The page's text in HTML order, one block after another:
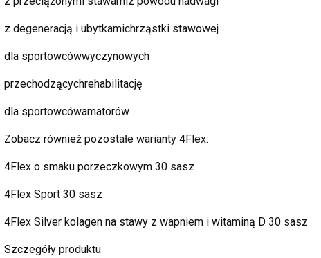
z degeneracją i ubytkamichrząstki stawowej
dla sportowcówwyczynowych
przechodzącychrehabilitację
dla sportowcówamatorów
Zobacz również pozostałe warianty 4Flex:
4Flex o smaku porzeczkowym 30 sasz
4Flex Sport 30 sasz
4Flex Silver kolagen na stawy z wapniem i witaminą D 30 sasz
Szczegóły produktu